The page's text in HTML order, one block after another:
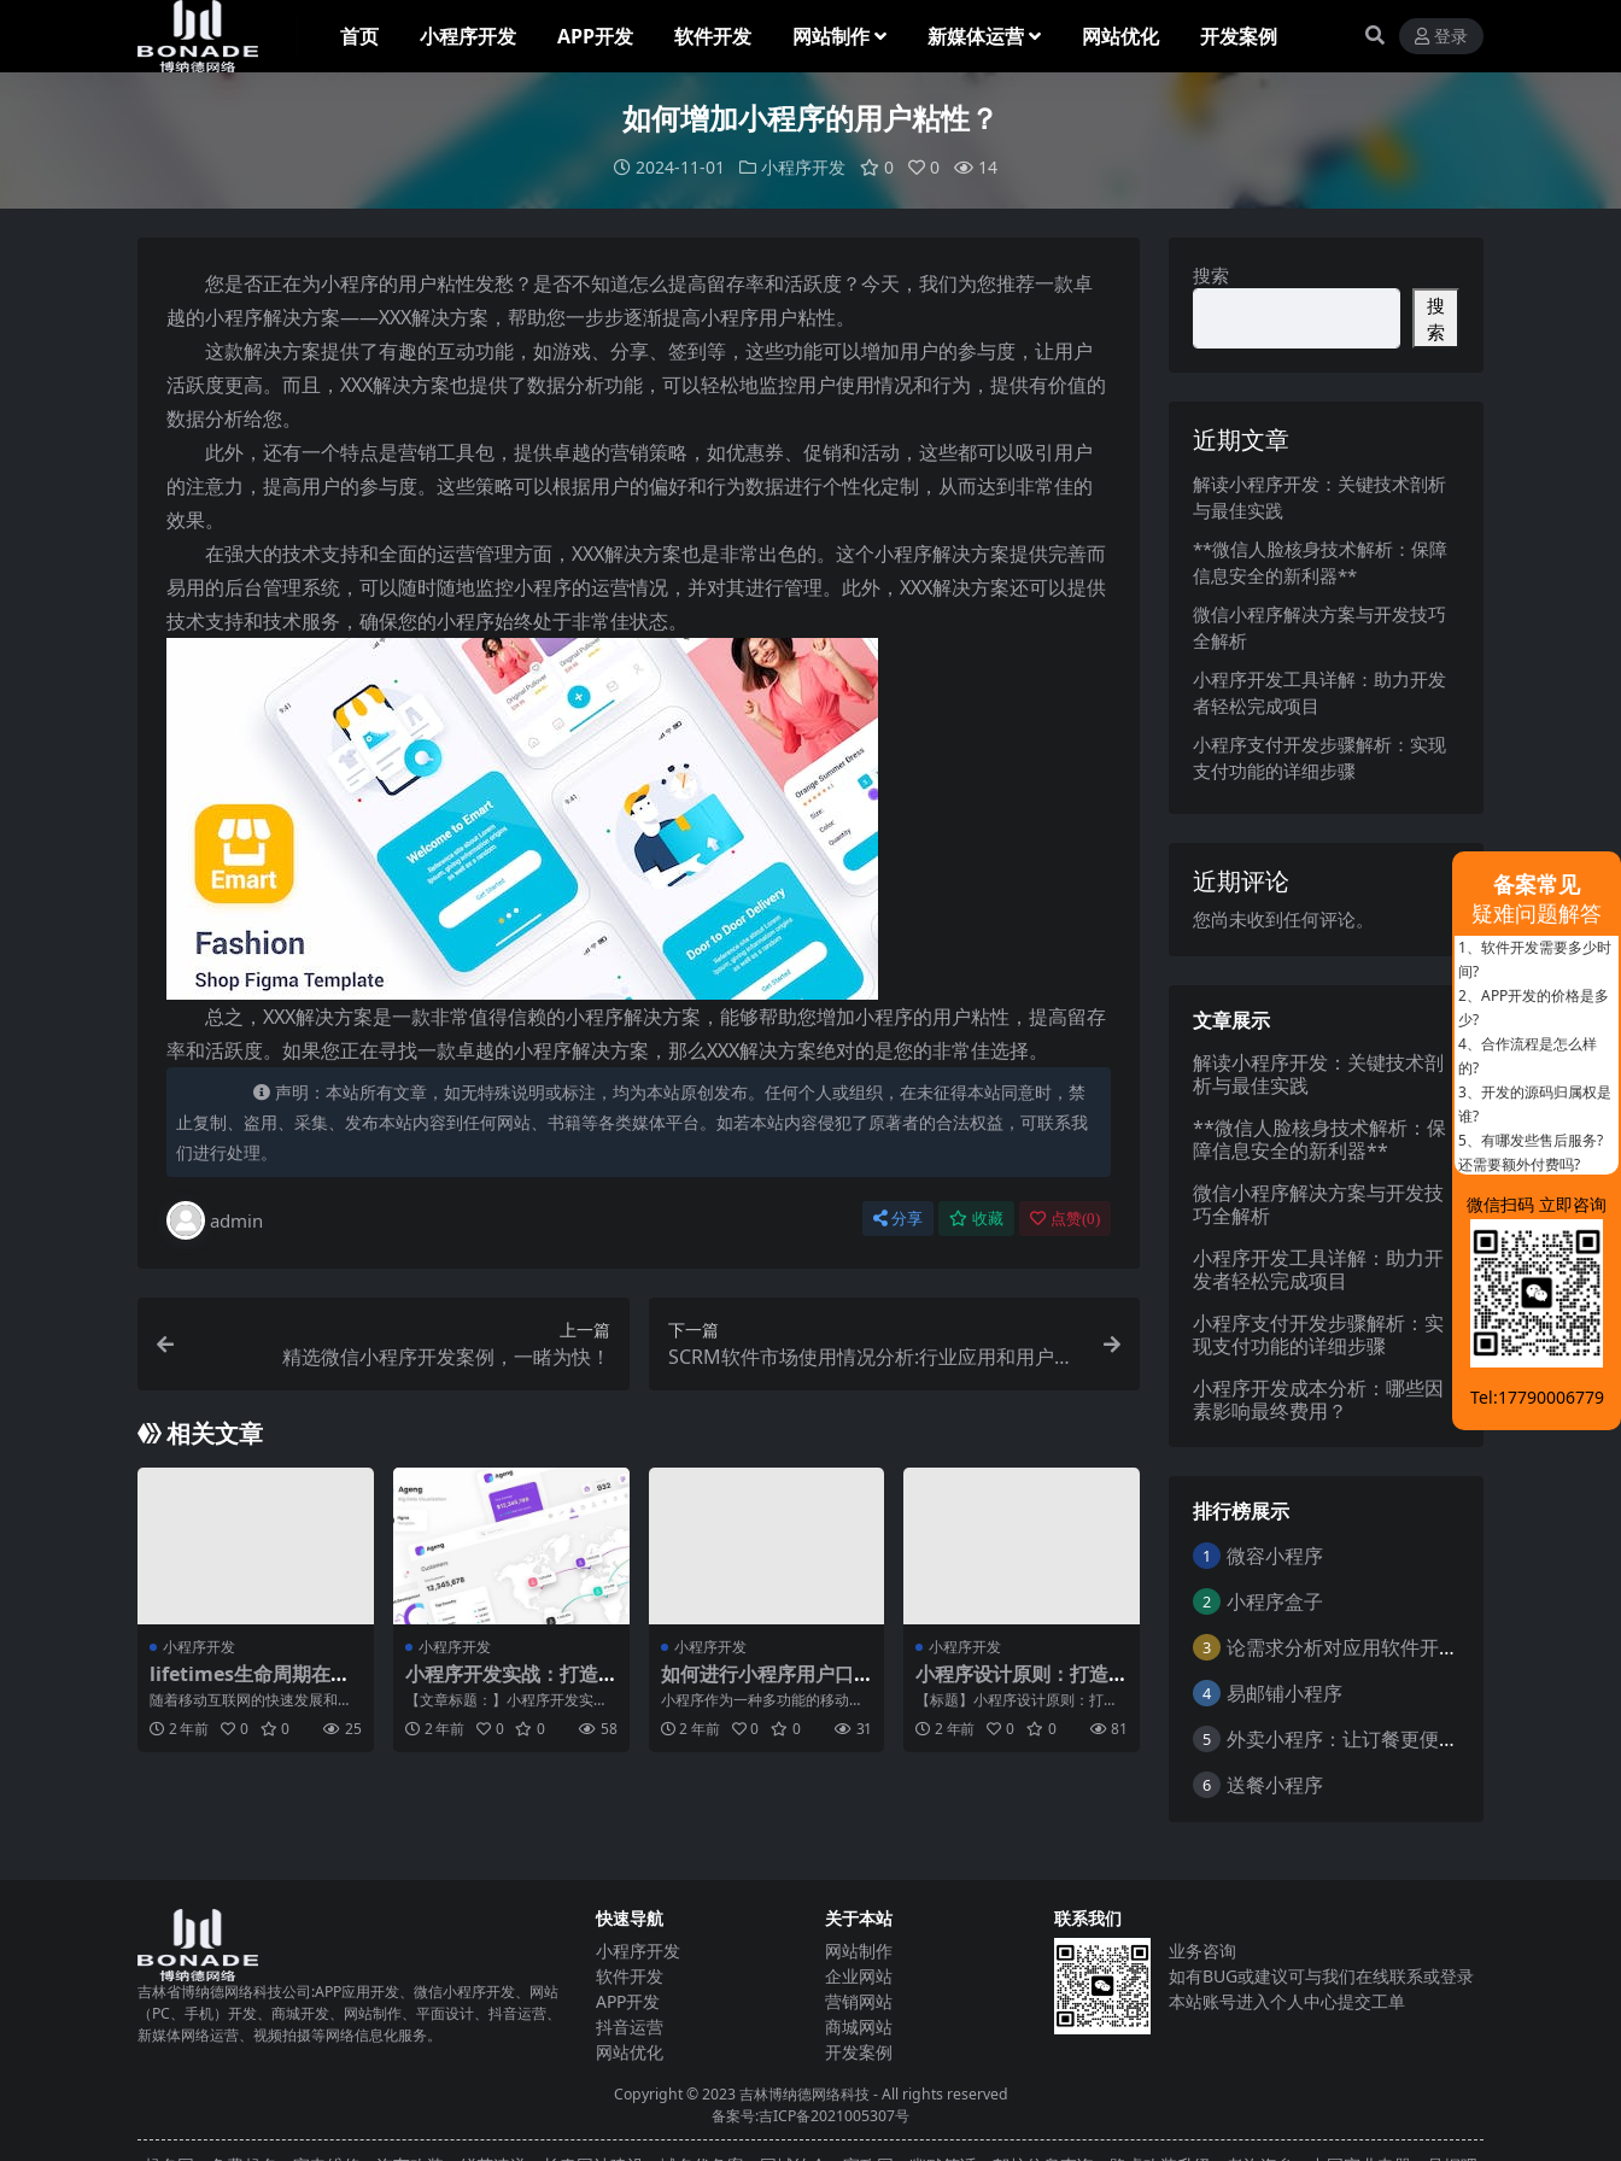
首页 小程序开发 APP开发 软件开发 网站制作 新媒体运营 网站优化 开发案例 登录
如何增加小程序的用户粘性？
2024-11-01 小程序开发 0 0 14
您是否正在为小程序的用户粘性发愁？是否不知道怎么提高留存率和活跃度？今天，我们为您推荐一款卓
越的小程序解决方案——XXX解决方案，帮助您一步步逐渐提高小程序用户粘性。
这款解决方案提供了有趣的互动功能，如游戏、分享、签到等，这些功能可以增加用户的参与度，让用户
活跃度更高。而且，XXX解决方案也提供了数据分析功能，可以轻松地监控用户使用情况和行为，提供有价值的
数据分析给您。
此外，还有一个特点是营销工具包，提供卓越的营销策略，如优惠券、促销和活动，这些都可以吸引用户
的注意力，提高用户的参与度。这些策略可以根据用户的偏好和行为数据进行个性化定制，从而达到非常佳的
效果。
在强大的技术支持和全面的运营管理方面，XXX解决方案也是非常出色的。这个小程序解决方案提供完善而
易用的后台管理系统，可以随时随地监控小程序的运营情况，并对其进行管理。此外，XXX解决方案还可以提供
技术支持和技术服务，确保您的小程序始终处于非常佳状态。
总之，XXX解决方案是一款非常值得信赖的小程序解决方案，能够帮助您增加小程序的用户粘性，提高留存
率和活跃度。如果您正在寻找一款卓越的小程序解决方案，那么XXX解决方案绝对的是您的非常佳选择。
声明：本站所有文章，如无特殊说明或标注，均为本站原创发布。任何个人或组织，在未征得本站同意时，禁
止复制、盗用、采集、发布本站内容到任何网站、书籍等各类媒体平台。如若本站内容侵犯了原著者的合法权益，可联系我
们进行处理。
admin 分享 收藏 点赞(0)
上一篇
精选微信小程序开发案例，一睹为快！
下一篇
SCRM软件市场使用情况分析:行业应用和用户需
相关文章
小程序开发
lifetimes生命周期在小
程序中的应用
随着移动互联网的快速发展和智
能设备的普及，小程序越来越受
到人们的喜爱和广泛应用。
2 年前 0 0 25
小程序开发
小程序开发实战：打造
一体化应用
【文章标题：】小程序开发实
战：打造一体化应用随着移动互
联网的飞速发展，小程序已成
2 年前 0 0 58
小程序开发
如何进行小程序用户口
碑运营？
小程序作为一种多功能的移动应
用程序形式，既符合用户对于高
效便捷的需求，又具有广告
2 年前 0 0 31
小程序开发
小程序设计原则：打造
用户友好、美观的小程
序界面
【标题】小程序设计原则：打造
用户友好、美观的小程序界面
【正文】在今天互联网快速发
2 年前 0 0 81
搜索
搜
索
近期文章
解读小程序开发：关键技术剖析
与最佳实践
**微信人脸核身技术解析：保障
信息安全的新利器**
微信小程序解决方案与开发技巧
全解析
小程序开发工具详解：助力开发
者轻松完成项目
小程序支付开发步骤解析：实现
支付功能的详细步骤
近期评论
您尚未收到任何评论。
文章展示
解读小程序开发：关键技术剖
析与最佳实践
**微信人脸核身技术解析：保
障信息安全的新利器**
微信小程序解决方案与开发技
巧全解析
小程序开发工具详解：助力开
发者轻松完成项目
小程序支付开发步骤解析：实
现支付功能的详细步骤
小程序开发成本分析：哪些因
素影响最终费用？
排行榜展示
1 微容小程序
2 小程序盒子
3 论需求分析对应用软件开发的重要性
4 易邮铺小程序
5 外卖小程序：让订餐更便捷，吃货的福音
6 送餐小程序
吉林省博纳德网络科技公司:APP应用开发、微信小程序开发、网站
（PC、手机）开发、商城开发、网站制作、平面设计、抖音运营、
新媒体网络运营、视频拍摄等网络信息化服务。
快速导航
小程序开发
软件开发
APP开发
抖音运营
网站优化
关于本站
网站制作
企业网站
营销网站
商城网站
开发案例
联系我们
业务咨询
如有BUG或建议可与我们在线联系或登录
本站账号进入个人中心提交工单
Copyright © 2023吉林博纳德网络科技- All rights reserved
备案号:吉ICP备2021005307号
备案常见
疑难问题解答
1、 软件开发需要多少时
间?
2、 APP开发的价格是多
少?
4、 合作流程是怎么样
的?
3、 开发的源码归属权是
谁?
5、 有哪发些售后服务?
还需要额外付费吗?
微信扫码 立即咨询
Tel:17790006779